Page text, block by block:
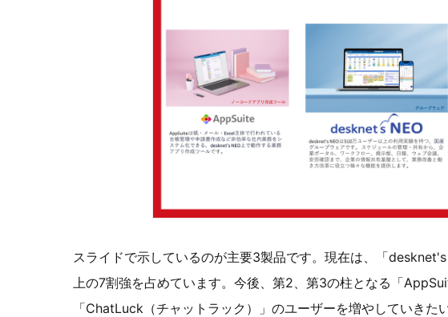
スライドで示しているのが主要3製品です。現在は、「
上の7割強を占めています。今後、第2、第3の柱となる「
「ChatLuck（チャットラック）」のユーザーを増やしていきた